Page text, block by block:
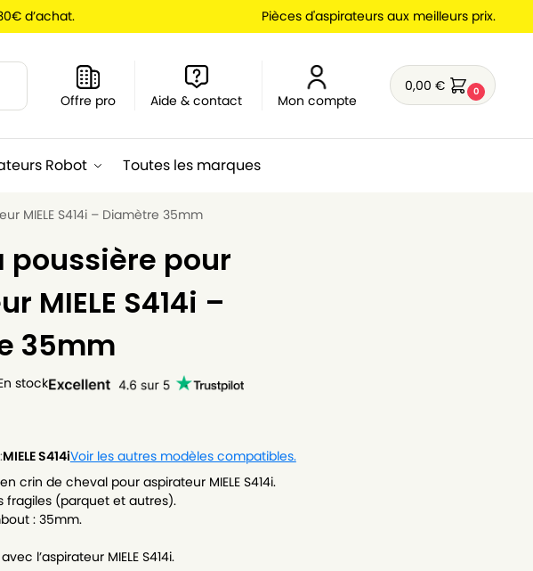
d’achat. Pièces d'aspirateurs aux meilleurs prix.
Offre pro Aide & contact Mon compte
0,00€ 0
Robot Toutes les marques
MIELE S414i – Diamètre 35mm
poussière pour
MIELE S414i –
35mm
stock
MIELE S414iVoir les autres modèles compatibles.
crin de cheval pour aspirateur MIELE S414i.
fragiles (parquet et autres).
: 35mm.
l’aspirateur MIELE S414i.